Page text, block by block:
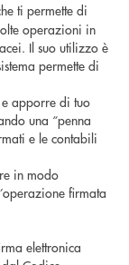
ti permette di
operazioni in
Il suo utilizzo è
permette di
e apporre di tuo
una “penna
e le contabili
in modo
firmata
elettronica